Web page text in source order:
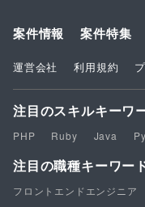
案件情報 案件特集
運営会社 利用規約
注目のスキルキーワ
PHP Ruby Java
注目の職種キーワー
フロントエンドエンジニア